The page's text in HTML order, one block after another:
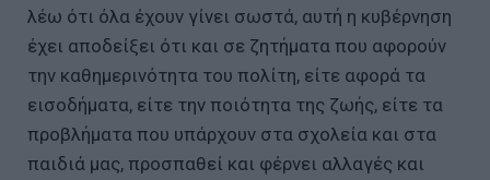
λέω ότι όλα έχουν γίνει σωστά, αυτή η κυβέρνηση
έχει αποδείξει ότι και σε ζητήματα που αφορούν
την καθημερινότητα του πολίτη, είτε αφορά τα
εισοδήματα, είτε την ποιότητα της ζωής, είτε τα
προβλήματα που υπάρχουν στα σχολεία και στα
παιδιά μας, προσπαθεί και φέρνει αλλαγές και